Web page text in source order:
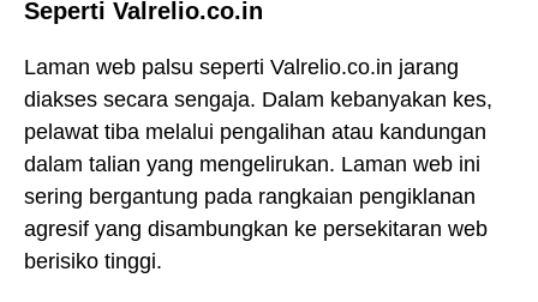
Seperti Valrelio.co.in
Laman web palsu seperti Valrelio.co.in jarang
diakses secara sengaja. Dalam kebanyakan kes,
pelawat tiba melalui pengalihan atau kandungan
dalam talian yang mengelirukan. Laman web ini
sering bergantung pada rangkaian pengiklanan
agresif yang disambungkan ke persekitaran web
berisiko tinggi.